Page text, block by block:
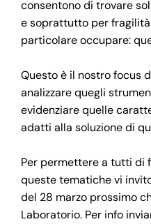
consentono di trovare
e soprattutto per
particolare occupare:
Questo è il nostro focus
analizzare quegli
evidenziare quelle
adatti alla soluzione di
Per permettere a tutti di
queste tematiche vi
del 28 marzo prossimo
Laboratorio. Per info